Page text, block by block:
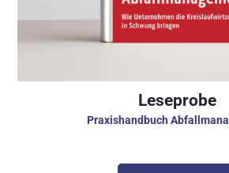
Leseprobe
Praxishandbuch